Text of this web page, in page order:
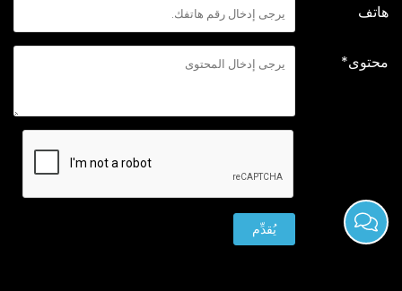
هاتف
محتوى*
يُقدِّم